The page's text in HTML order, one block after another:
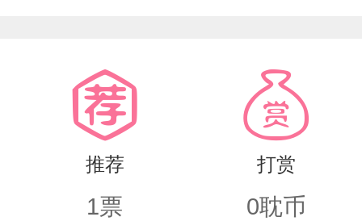
的人被世界温柔对待。
推荐
1票
打赏
0耽币